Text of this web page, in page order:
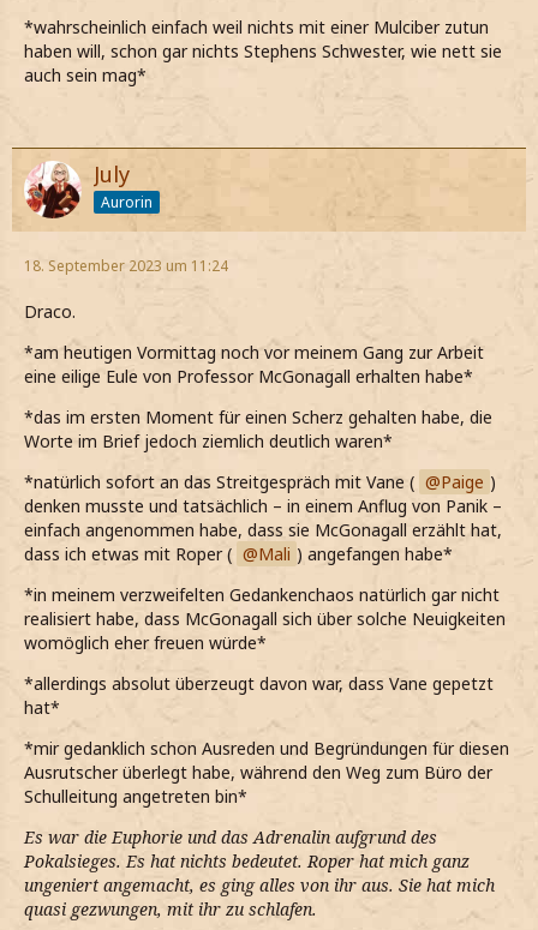
*wahrscheinlich einfach weil nichts mit einer Mulciber zutun
haben will, schon gar nichts Stephens Schwester, wie nett sie
auch sein mag*
July
Aurorin
18. September 2023 um 11:24
Draco.
*am heutigen Vormittag noch vor meinem Gang zur Arbeit
eine eilige Eule von Professor McGonagall erhalten habe*
*das im ersten Moment für einen Scherz gehalten habe, die
Worte im Brief jedoch ziemlich deutlich waren*
*natürlich sofort an das Streitgespräch mit Vane (
Paige )
denken musste und tatsächlich – in einem Anflug von Panik –
einfach angenommen habe, dass sie McGonagall erzählt hat,
dass ich etwas mit Roper (
Mali ) angefangen habe*
*in meinem verzweifelten Gedankenchaos natürlich gar nicht
realisiert habe, dass McGonagall sich über solche Neuigkeiten
womöglich eher freuen würde*
*allerdings absolut überzeugt davon war, dass Vane gepetzt
hat*
*mir gedanklich schon Ausreden und Begründungen für diesen
Ausrutscher überlegt habe, während den Weg zum Büro der
Schulleitung angetreten bin*
Es war die Euphorie und das Adrenalin aufgrund des
Pokalsieges. Es hat nichts bedeutet. Roper hat mich ganz
ungeniert angemacht, es ging alles von ihr aus. Sie hat mich
quasi gezwungen, mit ihr zu schlafen.